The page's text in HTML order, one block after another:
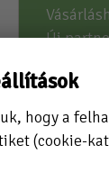
Új
hogy a
(cookie-